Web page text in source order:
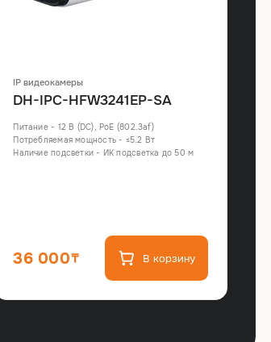
IP видеокамеры
DH-IPC-HFW3241EP-SA
Питание - 12 В (DC), PoE (802.3af)
Потребляемая мощность - ≤5.2 Вт
Наличие подсветки - ИК подсветка до 50 м
36 000 В корзину